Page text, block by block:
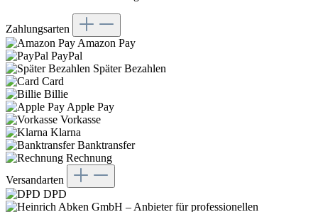
Zahlungsarten
Amazon Pay
PayPal
Später Bezahlen
Card
Billie
Apple Pay
Vorkasse
Klarna
Banktransfer
Rechnung
Versandarten
DPD